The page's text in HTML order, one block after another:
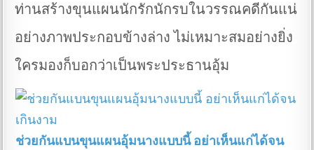
ท่านสร้างขุนแผนนักรักนักรบในวรรณคดีกันแน่
อย่างภาพประกอบข้างล่าง ไม่เหมาะสมอย่างยิ่ง
ใครมองก็บอกว่าเป็นพระประธานอุ้ม
ช่วยกันแบนขุนแผนอุ้มนางแบบนี้ อย่าเห็นแก่ได้จน